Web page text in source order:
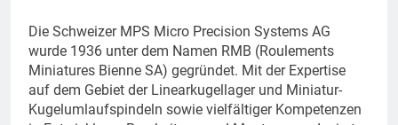
Die Schweizer MPS Micro Precision Systems AG
wurde 1936 unter dem Namen RMB (Roulements
Miniatures Bienne SA) gegründet. Mit der Expertise
auf dem Gebiet der Linearkugellager und Miniatur-
Kugelumlaufspindeln sowie vielfältiger Kompetenzen